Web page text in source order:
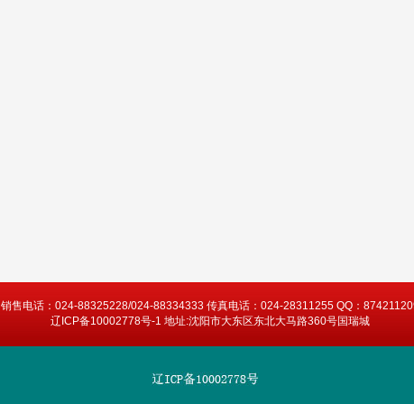
销售电话：024-88325228/024-88334333 传真电话：024-28311255 QQ：
辽ICP备10002778号-1 地址:沈阳市大东区东北大马路360号国瑞城